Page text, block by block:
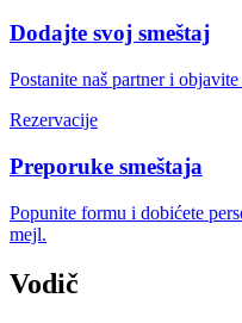
Dodajte svoj smeštaj
Postanite naš partner i
Rezervacije
Preporuke smeštaja
Popunite formu i dobićete
mejl.
Vodič